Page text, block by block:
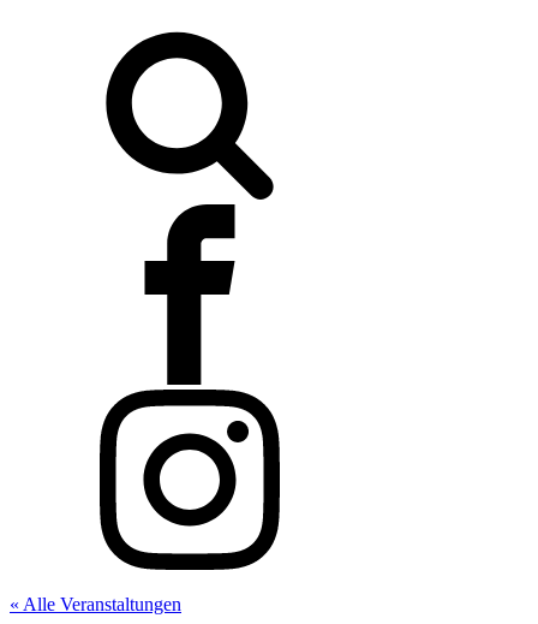
« Alle Veranstaltungen